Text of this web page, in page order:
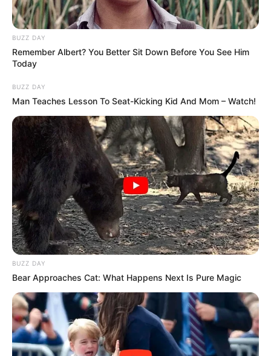
BUZZ DAY
Remember Albert? You Better Sit Down Before You See Him
Today
BUZZ DAY
Man Teaches Lesson To Seat-Kicking Kid And Mom – Watch!
BUZZ DAY
Bear Approaches Cat: What Happens Next Is Pure Magic